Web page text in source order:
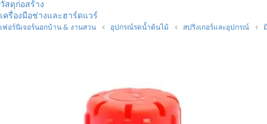
วัสดุก่อสร้าง
เครื่องมือช่างและฮาร์ดแวร์
เฟอร์นิเจอร์นอกบ้าน & งานสวน อุปกรณ์รดน้ำต้นไม้ สปริงเกอร์และอุปกรณ์